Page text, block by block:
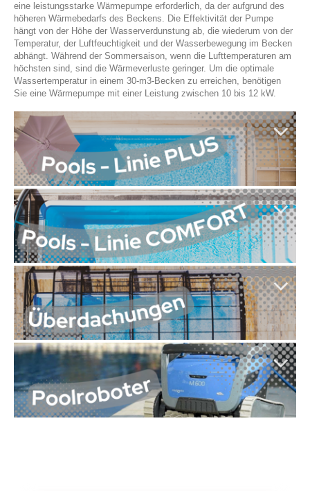
eine leistungsstarke Wärmepumpe erforderlich, da der aufgrund des
höheren Wärmebedarfs des Beckens. Die Effektivität der Pumpe
hängt von der Höhe der Wasserverdunstung ab, die wiederum von der
Temperatur, der Luftfeuchtigkeit und der Wasserbewegung im Becken
abhängt. Während der Sommersaison, wenn die Lufttemperaturen am
höchsten sind, sind die Wärmeverluste geringer. Um die optimale
Wassertemperatur in einem 30-m3-Becken zu erreichen, benötigen
Sie eine Wärmepumpe mit einer Leistung zwischen 10 bis 12 kW.